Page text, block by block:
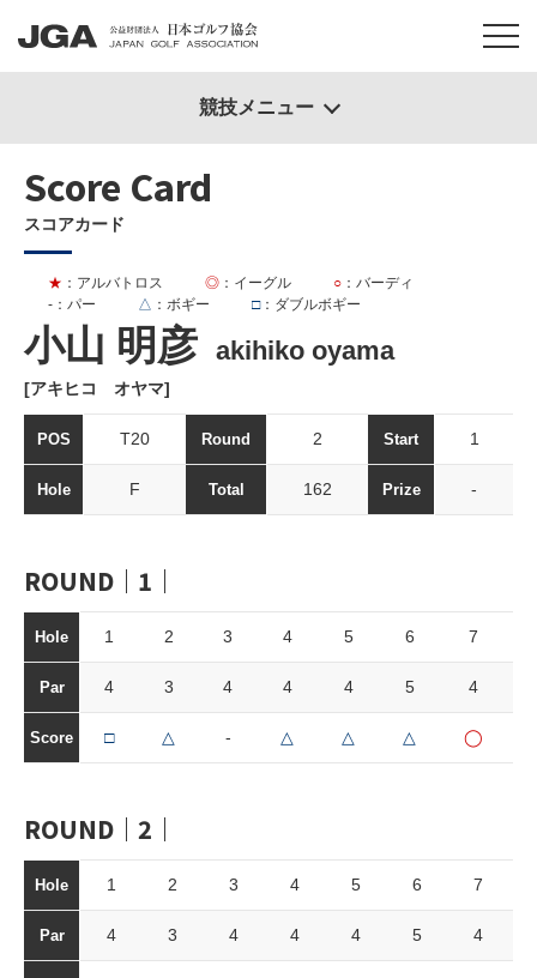
Score Card
スコアカード
小山 明彦 akihiko oyama
[アキヒコ オヤマ]
★ ：アルバトロス ◎ ：イーグル ○ ：バーディ
- ：パー △ ：ボギー □：ダブルボギー
POS T20 Round 2 Start 1
Hole F Total 162 Prize -
ROUND｜1｜
Hole 1 2 3 4 5 6 7
Par 4 3 4 4 4 5 4
Score □ △ - △ △ △ ◯
ROUND｜2｜
Hole 1 2 3 4 5 6 7
Par 4 3 4 4 4 5 4
競技メニュー